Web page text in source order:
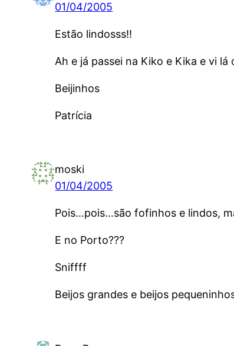
01/04/2005
Estão lindosss!!
Ah e já passei na Kiko e Kika e vi
Beijinhos
Patrícia
moski
01/04/2005
Pois…pois…são fofinhos e lindos,
E no Porto???
Sniffff
Beijos grandes e beijos